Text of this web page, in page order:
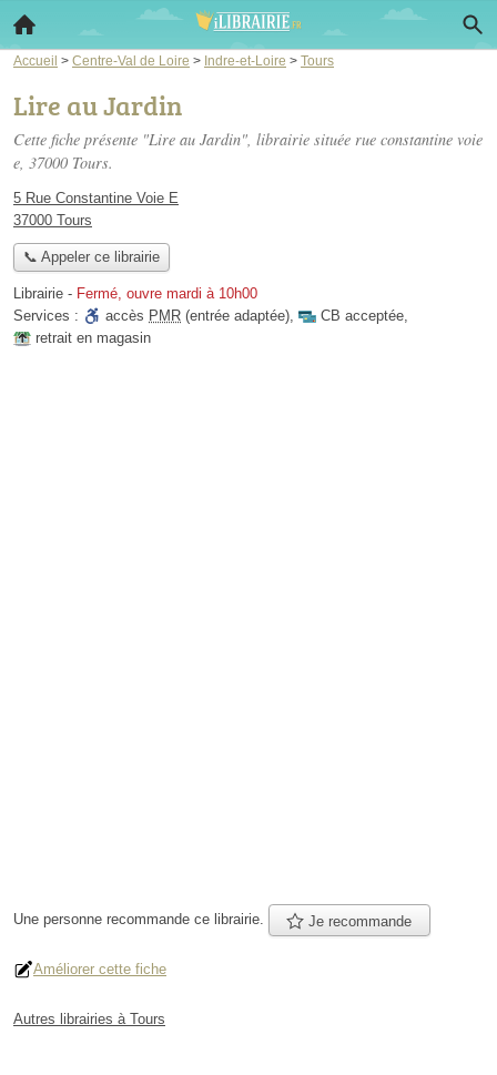
Accueil > Centre-Val de Loire > Indre-et-Loire > Tours
Lire au Jardin
Cette fiche présente "Lire au Jardin", librairie située rue constantine voie
e, 37000 Tours.
5 Rue Constantine Voie E
37000 Tours
📞 Appeler ce librairie
Librairie - Fermé, ouvre mardi à 10h00
Services :
accès PMR (entrée adaptée), CB acceptée,
retrait en magasin
Une personne recommande ce librairie. Je recommande
Améliorer cette fiche
Autres librairies à Tours